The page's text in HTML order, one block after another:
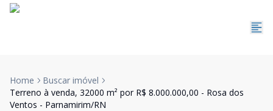
Home
Buscar imóvel
Terreno à venda, 32000 m² por R$ 8.000.000,00 - Rosa dos
Ventos - Parnamirim/RN